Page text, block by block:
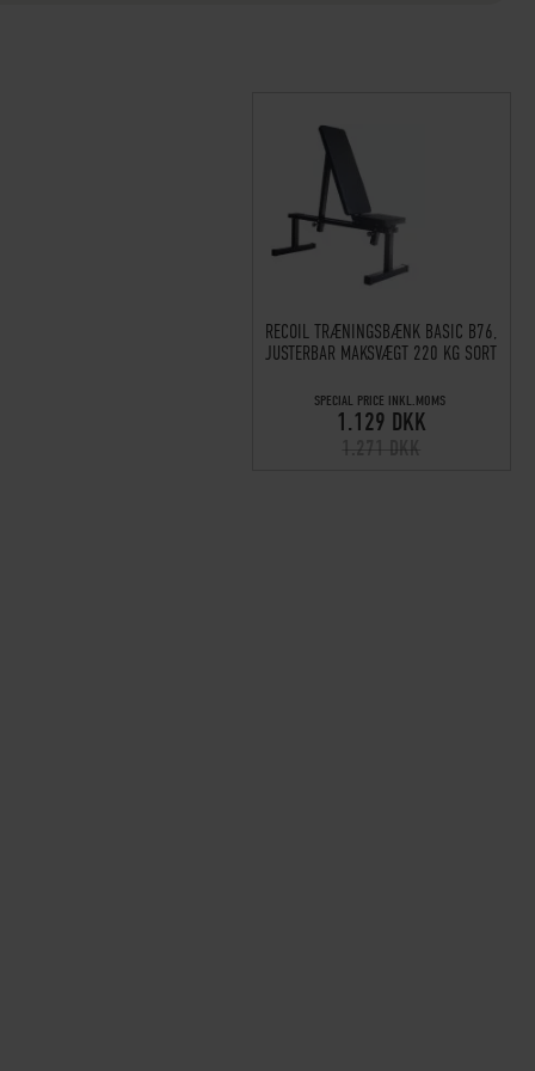
RECOIL TRÆNINGSBÆNK BASIC B76,
JUSTERBAR MAKSVÆGT 220 KG SORT
SPECIAL PRICE INKL.MOMS
1.129 DKK
1.271 DKK